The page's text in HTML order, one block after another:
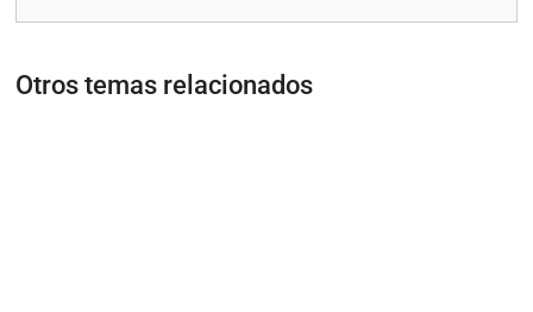
Otros temas relacionados